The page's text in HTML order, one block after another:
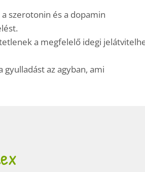
szerotonin és a dopamin
a megfelelő idegi
az agyban, ami